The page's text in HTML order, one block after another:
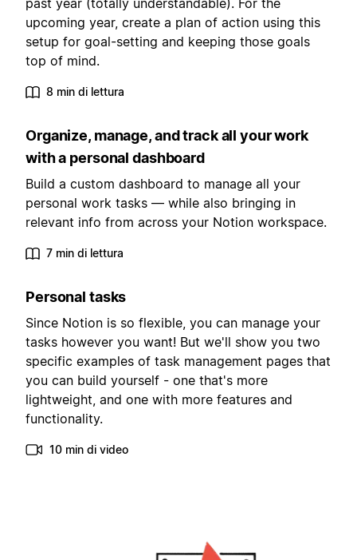
past year (totally understandable). For the
upcoming year, create a plan of action using this
setup for goal-setting and keeping those goals
top of mind.
8 min di lettura
Organize, manage, and track all your work
with a personal dashboard
Build a custom dashboard to manage all your
personal work tasks — while also bringing in
relevant info from across your Notion workspace.
7 min di lettura
Personal tasks
Since Notion is so flexible, you can manage your
tasks however you want! But we'll show you two
specific examples of task management pages that
you can build yourself - one that's more
lightweight, and one with more features and
functionality.
10 min di video